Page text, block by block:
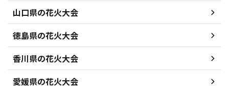
山口県の花火大会
徳島県の花火大会
香川県の花火大会
愛媛県の花火大会